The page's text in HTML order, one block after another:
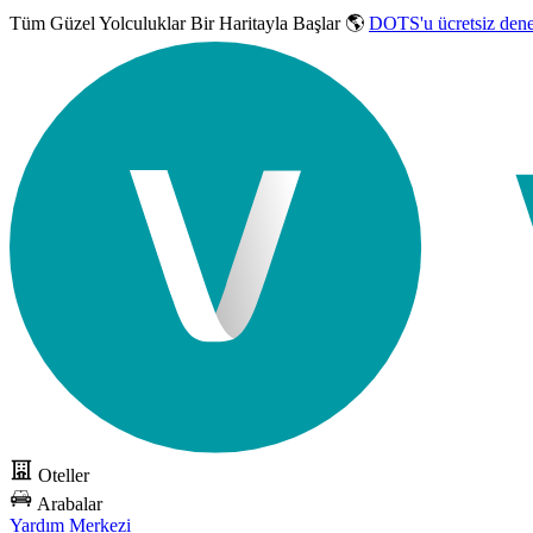
Tüm Güzel YolculuklarBir Haritayla Başlar 🌎 DOTS'u ücretsiz
Oteller
Arabalar
Yardım Merkezi